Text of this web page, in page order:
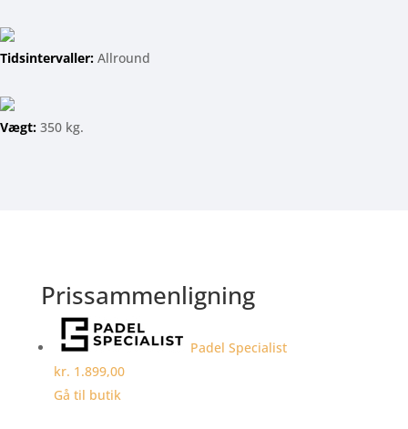
Tidsintervaller: Allround
Vægt: 350 kg.
Prissammenligning
Padel Specialist
kr. 1.899,00
Gå til butik